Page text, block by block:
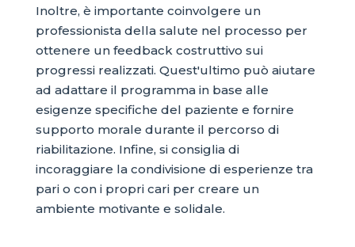
Inoltre, è importante coinvolgere un
professionista della salute nel processo per
ottenere un feedback costruttivo sui
progressi realizzati. Quest'ultimo può aiutare
ad adattare il programma in base alle
esigenze specifiche del paziente e fornire
supporto morale durante il percorso di
riabilitazione. Infine, si consiglia di
incoraggiare la condivisione di esperienze tra
pari o con i propri cari per creare un
ambiente motivante e solidale.